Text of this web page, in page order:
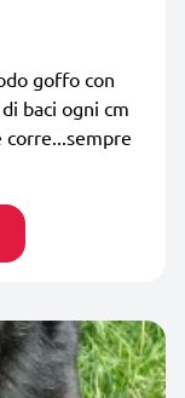
goffo con
baci ogni cm